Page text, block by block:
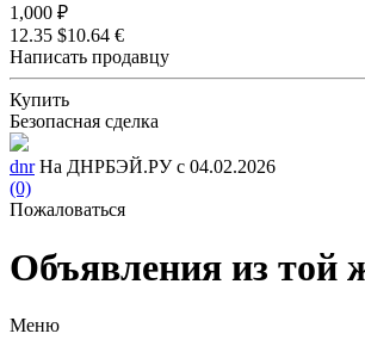
1,000 ₽
12.35 $10.64 €
Написать продавцу
Купить
Безопасная сделка
dnr На ДНРБЭЙ.РУ с 04.02.2026
(0)
Пожаловаться
Объявления из той
Меню